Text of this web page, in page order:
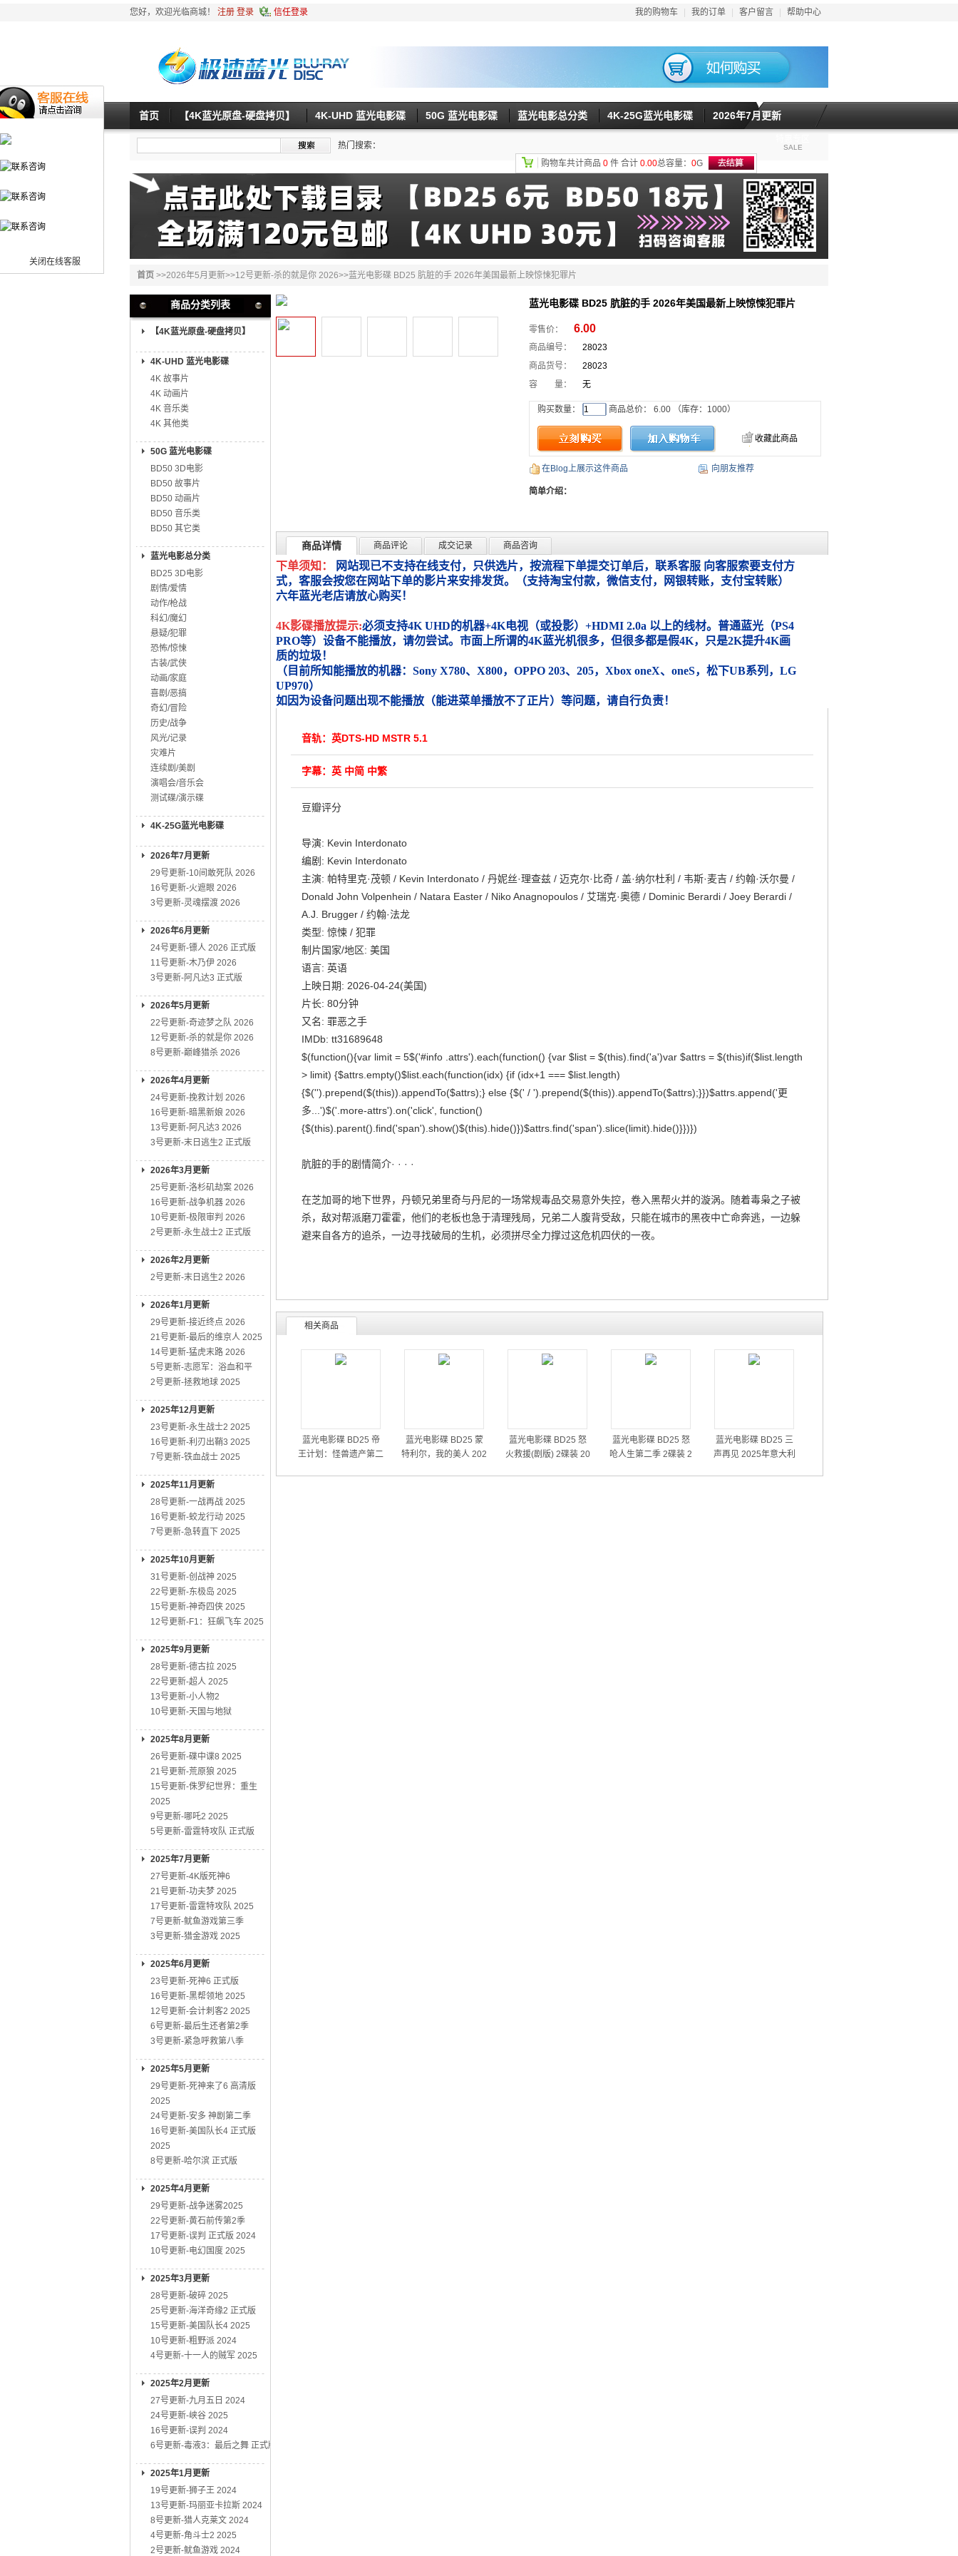
关闭在线客服
您好，欢迎光临商城！ 注册 登录 信任登录 我的购物车 我的订单 客户留言 帮助中心
首页 【4K蓝光原盘-硬盘拷贝】 4K-UHD 蓝光电影碟 50G 蓝光电影碟 蓝光电影总分类 4K-25G蓝光电影碟 2026年7月更新
SALE
热门搜索：
购物车共计商品 0 件 合计 0.00总容量： 0G
首页 >>2026年5月更新>>12号更新-杀的就是你 2026>>蓝光电影碟 BD25 肮脏的手 2026年美国最新上映惊悚犯罪片
商品分类列表
【4K蓝光原盘-硬盘拷贝】
4K-UHD 蓝光电影碟
4K 故事片
4K 动画片
4K 音乐类
4K 其他类
50G 蓝光电影碟
BD50 3D电影
BD50 故事片
BD50 动画片
BD50 音乐类
BD50 其它类
蓝光电影总分类
BD25 3D电影
剧情/爱情
动作/枪战
科幻/魔幻
悬疑/犯罪
恐怖/惊悚
古装/武侠
动画/家庭
喜剧/恶搞
奇幻/冒险
历史/战争
风光/记录
灾难片
连续剧/美剧
演唱会/音乐会
测试碟/演示碟
4K-25G蓝光电影碟
2026年7月更新
29号更新-10间敢死队 2026
16号更新-火遮眼 2026
3号更新-灵魂摆渡 2026
2026年6月更新
24号更新-镖人 2026 正式版
11号更新-木乃伊 2026
3号更新-阿凡达3 正式版
2026年5月更新
22号更新-奇迹梦之队 2026
12号更新-杀的就是你 2026
8号更新-巅峰猎杀 2026
2026年4月更新
24号更新-挽救计划 2026
16号更新-暗黑新娘 2026
13号更新-阿凡达3 2026
3号更新-末日逃生2 正式版
2026年3月更新
25号更新-洛杉矶劫案 2026
16号更新-战争机器 2026
10号更新-极限审判 2026
2号更新-永生战士2 正式版
2026年2月更新
2号更新-末日逃生2 2026
2026年1月更新
29号更新-接近终点 2026
21号更新-最后的维京人 2025
14号更新-猛虎末路 2026
5号更新-志愿军：浴血和平
2号更新-拯救地球 2025
2025年12月更新
23号更新-永生战士2 2025
16号更新-利刃出鞘3 2025
7号更新-铁血战士 2025
2025年11月更新
28号更新-一战再战 2025
16号更新-蛟龙行动 2025
7号更新-急转直下 2025
2025年10月更新
31号更新-创战神 2025
22号更新-东极岛 2025
15号更新-神奇四侠 2025
12号更新-F1：狂飙飞车 2025
2025年9月更新
28号更新-德古拉 2025
22号更新-超人 2025
13号更新-小人物2
10号更新-天国与地狱
2025年8月更新
26号更新-碟中谍8 2025
21号更新-荒原狼 2025
15号更新-侏罗纪世界：重生
2025
9号更新-哪吒2 2025
5号更新-雷霆特攻队 正式版
2025年7月更新
27号更新-4K版死神6
21号更新-功夫梦 2025
17号更新-雷霆特攻队 2025
7号更新-鱿鱼游戏第三季
3号更新-猎金游戏 2025
2025年6月更新
23号更新-死神6 正式版
16号更新-黑帮领地 2025
12号更新-会计刺客2 2025
6号更新-最后生还者第2季
3号更新-紧急呼救第八季
2025年5月更新
29号更新-死神来了6 高清版
2025
24号更新-安多 神剧第二季
16号更新-美国队长4 正式版
2025
8号更新-哈尔滨 正式版
2025年4月更新
29号更新-战争迷雾2025
22号更新-黄石前传第2季
17号更新-误判 正式版 2024
10号更新-电幻国度 2025
2025年3月更新
28号更新-破碎 2025
25号更新-海洋奇缘2 正式版
15号更新-美国队长4 2025
10号更新-粗野派 2024
4号更新-十一人的贼军 2025
2025年2月更新
27号更新-九月五日 2024
24号更新-峡谷 2025
16号更新-误判 2024
6号更新-毒液3：最后之舞 正式版
2025年1月更新
19号更新-狮子王 2024
13号更新-玛丽亚卡拉斯 2024
8号更新-猎人克莱文 2024
4号更新-角斗士2 2025
2号更新-鱿鱼游戏 2024
蓝光电影碟 BD25 肮脏的手 2026年美国最新上映惊悚犯罪片
零售价： 6.00
商品编号：
28023
商品货号：
28023
容 量：
无
购买数量： 商品总价： 6.00 （库存： 1000）
收藏此商品
在Blog上展示这件商品 向朋友推荐
简单介绍：
商品详情 商品评论 成交记录 商品咨询
下单须知：
网站现已不支持在线支付，只供选片，按流程下单提交订单后，联系客服 向客服索要支付方
式，客服会按您在网站下单的影片来安排发货。（支持淘宝付款，微信支付，网银转账，支付宝转账）
六年蓝光老店请放心购买！
4K影碟播放提示:必须支持4K UHD的机器+4K电视（或投影）+HDMI 2.0a 以上的线材。普通蓝光（PS4
PRO等）设备不能播放，请勿尝试。市面上所谓的4K蓝光机很多，但很多都是假4K，只是2K提升4K画
质的垃圾！
（目前所知能播放的机器：Sony X780、X800，OPPO 203、205，Xbox oneX、oneS，松下UB系列，LG
UP970）
如因为设备问题出现不能播放（能进菜单播放不了正片）等问题，请自行负责！
音轨：英DTS-HD MSTR 5.1
字幕：英 中简 中繁
豆瓣评分
导演: Kevin Interdonato
编剧: Kevin Interdonato
主演: 帕特里克·茂顿 / Kevin Interdonato / 丹妮丝·理查兹 / 迈克尔·比奇 / 盖·纳尔杜利 / 韦斯·麦吉 / 约翰·沃尔曼 /
Donald John Volpenhein / Natara Easter / Niko Anagnopoulos / 艾瑞克·奥德 / Dominic Berardi / Joey Berardi /
A.J. Brugger / 约翰·法龙
类型: 惊悚 / 犯罪
制片国家/地区: 美国
语言: 英语
上映日期: 2026-04-24(美国)
片长: 80分钟
又名: 罪恶之手
IMDb: tt31689648
$(function(){var limit = 5$('#info .attrs').each(function() {var $list = $(this).find('a')var $attrs = $(this)if($list.length
> limit) {$attrs.empty()$list.each(function(idx) {if (idx+1 === $list.length)
{$('').prepend($(this)).appendTo($attrs);} else {$(' / ').prepend($(this)).appendTo($attrs);}})$attrs.append('更
多...')$('.more-attrs').on('click', function()
{$(this).parent().find('span').show()$(this).hide()})$attrs.find('span').slice(limit).hide()}})})
肮脏的手的剧情简介· · · ·
在芝加哥的地下世界，丹顿兄弟里奇与丹尼的一场常规毒品交易意外失控，卷入黑帮火并的漩涡。随着毒枭之子被
杀，敌对帮派磨刀霍霍，他们的老板也急于清理残局，兄弟二人腹背受敌，只能在城市的黑夜中亡命奔逃，一边躲
避来自各方的追杀，一边寻找破局的生机，必须拼尽全力撑过这危机四伏的一夜。
相关商品
蓝光电影碟 BD25 帝
王计划：怪兽遗产第二
蓝光电影碟 BD25 蒙
特利尔，我的美人 202
蓝光电影碟 BD25 怒
火救援(剧版) 2碟装 20
蓝光电影碟 BD25 怒
呛人生第二季 2碟装 2
蓝光电影碟 BD25 三
声再见 2025年意大利